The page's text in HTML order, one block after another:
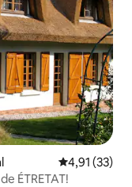
4,91 de uma
4,91 (33)
ÉTRETAT!